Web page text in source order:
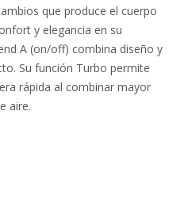
que produce el cuerpo
y elegancia en su
A (on/off) combina diseño y
Su función Turbo permite
rápida al combinar mayor
aire.